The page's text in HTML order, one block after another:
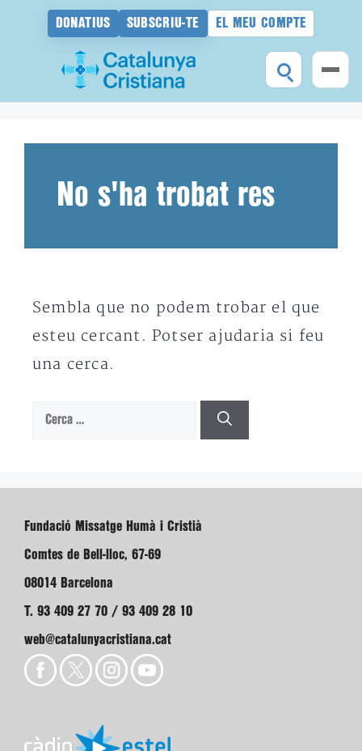
DONATIUS SUBSCRIU-TE EL MEU COMPTE
No s'ha trobat res
Sembla que no podem trobar el que
esteu cercant. Potser ajudaria si feu
una cerca.
Cerca:
Fundació Missatge Humà i Cristià
Comtes de Bell-lloc, 67-69
08014 Barcelona
T. 93 409 27 70 / 93 409 28 10
web@catalunyacristiana.cat